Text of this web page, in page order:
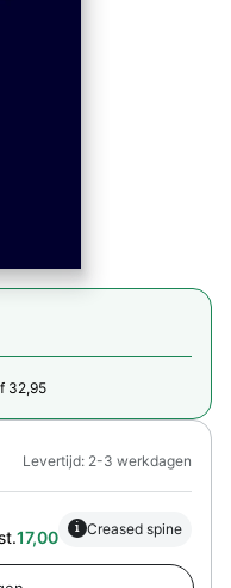
32,95
17,00 i Creased spine
Levertijd: 2-3 werkdagen